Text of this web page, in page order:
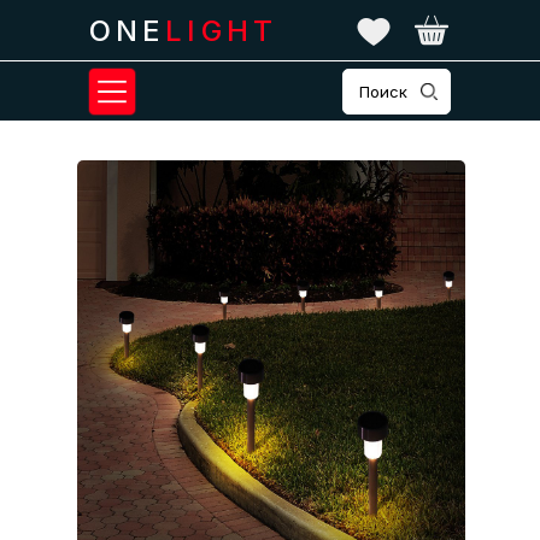
Поиск
ONE LIGHT